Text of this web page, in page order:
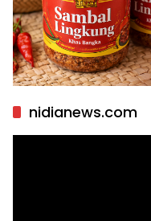
nidianews.com